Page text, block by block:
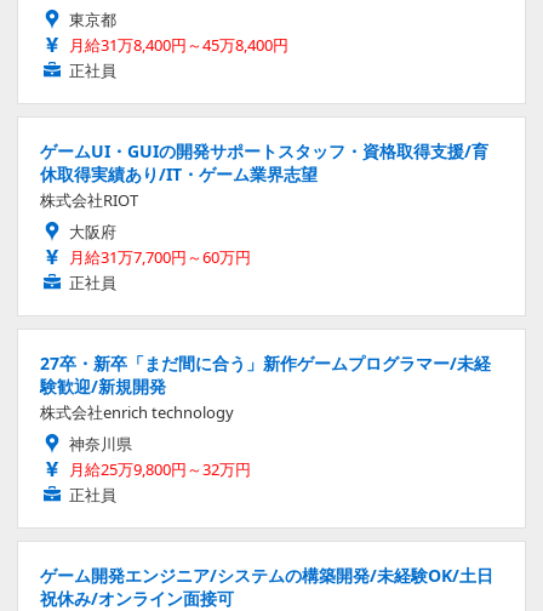
東京都
月給31万8,400円～45万8,400円
正社員
ゲームUI・GUIの開発サポートスタッフ・資格取得支援/育
休取得実績あり/IT・ゲーム業界志望
株式会社RIOT
大阪府
月給31万7,700円～60万円
正社員
27卒・新卒「まだ間に合う」新作ゲームプログラマー/未経
験歓迎/新規開発
株式会社enrich technology
神奈川県
月給25万9,800円～32万円
正社員
ゲーム開発エンジニア/システムの構築開発/未経験OK/土日
祝休み/オンライン面接可